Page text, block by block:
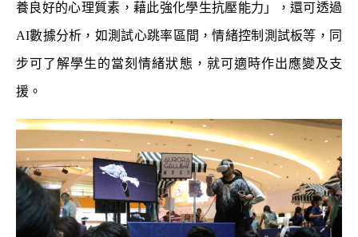
養良好的心理質素，藉此強化學生抗壓能力」，還可透過
AI數據分析，如測試心跳率區間，情緒控制測試板等，同
步可了解學生的當刻情緒狀態，就可適時作出應變及支
援。